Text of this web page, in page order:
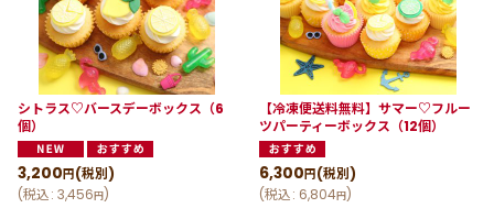
シトラス♡バースデーボックス（6
個）
3,200円(税別)
(税込: 3,456円)
【冷凍便送料無料】サマー♡フルー
ツパーティーボックス（12個）
6,300円(税別)
(税込: 6,804円)